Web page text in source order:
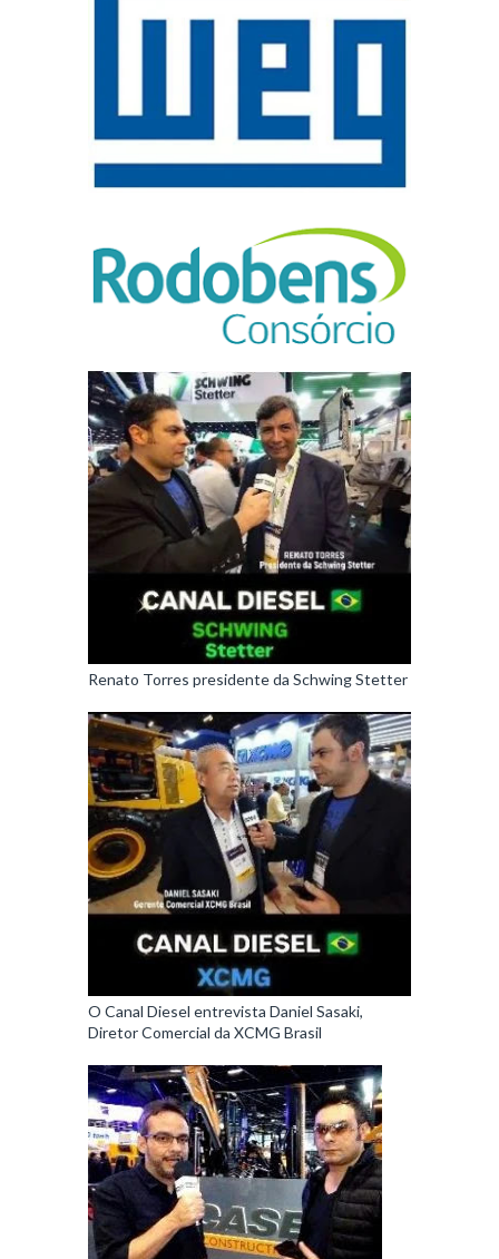
Renato Torres presidente da Schwing Stetter
O Canal Diesel entrevista Daniel Sasaki,
Diretor Comercial da XCMG Brasil